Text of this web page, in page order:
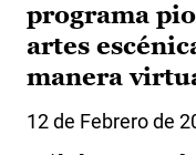
programa
artes
manera
12 de Febrero de